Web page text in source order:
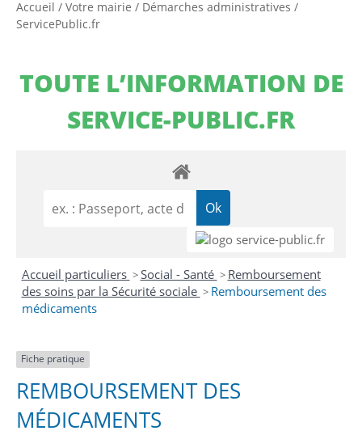
Accueil / Votre mairie / Démarches administratives /
ServicePublic.fr
TOUTE L’INFORMATION DE
SERVICE-PUBLIC.FR
Accueil particuliers >Social - Santé > Remboursement
des soins par la Sécurité sociale > Remboursement des
médicaments
Fiche pratique
REMBOURSEMENT DES
MÉDICAMENTS